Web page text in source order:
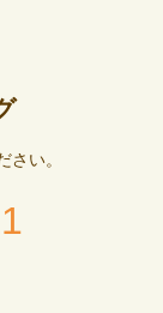
さい。